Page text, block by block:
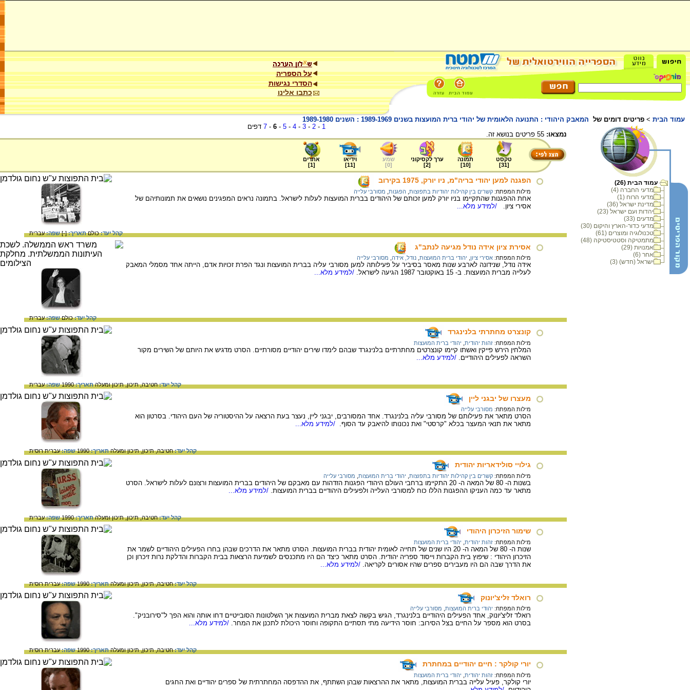
על הספריה
הסדרי נגישות
כתבו אלינו
עמוד הבית > פריטים דומים של המאבק היהודי : התנועה הלאומית של יהודי ברית המועצות בשנים 1989-1969 : השנים 1989-1980
עמוד הבית (26)
מדעי החברה (4)
מדעי הרוח (1)
מדינת ישראל (36)
יהדות ועם ישראל (23)
מדעים (33)
מדעי כדור-הארץ והיקום (30)
טכנולוגיה ומוצרים (61)
מתמטיקה וסטטיסטיקה (48)
אמנויות (29)
אחר (6)
ישראל (חדש) (3)
1
-
2
-
3
-
4
-
5
-
6
-
7 דפים
נמצאו:
טקסט
[
31
]
תמונה
[
10
]
ערך לקסיקוני
[
2
]
שמע
[
0
]
וידיאו
[
11
]
אתרים
[
1
]
הפגנה למען יהודי בריה"מ, ניו יורק, 1975 בקירוב
מילות המפתח: קשרים בין קהילות יהודיות בתפוצות הפגנות מסורבי עלייה
אחת ההפגנות שהתקיימו בניו יורק למען זכותם של היהודים בברית המועצות לעלות לישראל. בתמונה נראים המפגינים נושאים את תמונותיהם של
אסירי ציון.
/למידע מלא...
קהל יעד:כולםתאריך:[-]שפה:עברית
אסירת ציון אידה נודל מגיעה לנתב"ג
מילות המפתח: אסירי ציון יהודי ברית המועצות נודל, אידה מסורבי עלייה
אידה נודל, שנידונה לארבע שנות מאסר בסיביר על פעילותה למען מסורבי עליה בברית המועצות ונגד הפרת זכויות אדם, הייתה אחד מסמלי המאבק
לעלייה מברית המועצות. ב- 15 באוקטובר 1987 הגיעה לישראל.
/למידע מלא...
קהל יעד:כולםשפה:עברית
קונצרט מחתרתי בלנינגרד
מילות המפתח: זהות יהודית יהודי ברית המועצות
המלחין הירש פייקין ואשתו קיימו קונצרטים מחתרתיים בלנינגרד שבהם לימדו שירים יהודיים מסורתיים. הסרט מדגיש את היותם של השירים מקור
השראה לפעילים היהודיים. /למידע מלא...
קהל יעד:חטיבה,תיכון,תיכון ומעלהתאריך:1990 שפה:עברית
מעצרו של יבגני ליין
מילות המפתח: מסורבי עלייה
הסרט מתאר את פעילותם של מסורבי עליה בלנינגרד. אחד המסורבים, יבגני ליין, נעצר בעת הרצאה על ההיסטוריה של העם היהודי. בסרטון הוא
מתאר את תנאי המעצר בכלא "קרסטי" ואת נכונותו להיאבק עד הסוף. /למידע מלא...
קהל יעד:חטיבה,תיכון,תיכון ומעלהתאריך:1990 שפה:עברית רוסית
גילויי סולידאריות יהודית
מילות המפתח: קשרים בין קהילות יהודיות בתפוצות יהודי ברית המועצות מסורבי עלייה
בשנות ה- 80 של המאה ה- 20 התקיימו ברחבי העולם היהודי הפגנות הזדהות עם מאבקם של היהודים בברית המועצות ורצונם לעלות לישראל. הסרט
מתאר עד כמה העניקו ההפגנות הללו כוח למסורבי העלייה ולפעילים היהודיים בברית המועצות. /למידע מלא...
קהל יעד:חטיבה,תיכון,תיכון ומעלהתאריך:1990 שפה:עברית
שימור הזיכרון היהודי
מילות המפתח: זהות יהודית יהודי ברית המועצות
שנות ה- 80 של המאה ה- 20 היו שנים של תחייה לאומית יהודית בברית המועצות. הסרט מתאר את הדרכים שבהן בחרו הפעילים היהודיים לשמר את
הזיכרון היהודי : שיפוץ בית הקברות וייסוד ספריה יהודית. הסרט מתאר כיצד הם היו מתכנסים לשמיעת הרצאות בבית הקברות והדלקת נרות זיכרון וכן
את הדרך שבה הם היו מעבירים ספרים שהיו אסורים לקריאה. /למידע מלא...
קהל יעד:חטיבה,תיכון,תיכון ומעלהתאריך:1990 שפה:עברית רוסית
רואלד זליצ'יונוק
מילות המפתח: יהודי ברית המועצות מסורבי עלייה
רואלד זליצ'יונוק, אחד הפעילים היהודיים בלנינגרד, הגיש בקשה לצאת מברית המועצות אך השלטונות הסובייטיים דחו אותה והוא הפך ל"סירובניק".
בסרט הוא מספר על החיים בצל הסירוב: חוסר הידיעה מתי תסתיים התקופה וחוסר היכולת לתכנן את המחר. /למידע מלא...
קהל יעד:חטיבה,תיכון,תיכון ומעלהתאריך:1990 שפה:עברית רוסית
יורי קולקר : חיים יהודיים במחתרת
מילות המפתח: זהות יהודית יהודי ברית המועצות
יורי קולקר, פעיל עלייה בברית המועצות, מתאר את ההרצאות שבהן השתתף, את ההדפסה המחתרתית של ספרים יהודיים ואת החגים